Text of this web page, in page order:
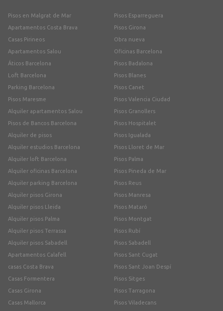
Pisos en Malgrat de Mar
Apartamentos Costa Brava
Casas Pirineos
Apartamentos Salou
Áticos Barcelona
Loft Barcelona
Parking Barcelona
Pisos Maresme
Alquiler apartamentos Salou
Pisos de Bancos Barcelona
Alquiler de pisos
Alquiler estudios Barcelona
Alquiler loft Barcelona
Alquiler oficinas Barcelona
Alquiler parking Barcelona
Alquiler pisos Girona
Alquiler pisos Lleida
Alquiler pisos Palma
Alquiler pisos Terrassa
Alquiler pisos Sabadell
Apartamentos Calafell
casas Costa Brava
Casas Formentera
Casas Girona
Casas Mallorca
Pisos Esparreguera
Pisos Girona
Obra nueva
Oficinas Barcelona
Pisos Badalona
Pisos Blanes
Pisos Canet
Pisos Valencia Ciudad
Pisos Granollers
Pisos Hospitalet
Pisos Igualada
Pisos Lloret de Mar
Pisos Palma
Pisos Pineda de Mar
Pisos Reus
Pisos Manresa
Pisos Mataró
Pisos Montgat
Pisos Rubí
Pisos Sabadell
Pisos Sant Cugat
Pisos Sant Joan Despí
Pisos Sitges
Pisos Tarragona
Pisos Viladecans